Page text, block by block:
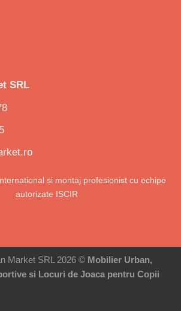
SRL
si montaj profesionist cu echipe
autorizate ISCIR
Market SRL 2026 © Mobilier Urban,
si Locuri de Joaca pentru Copii